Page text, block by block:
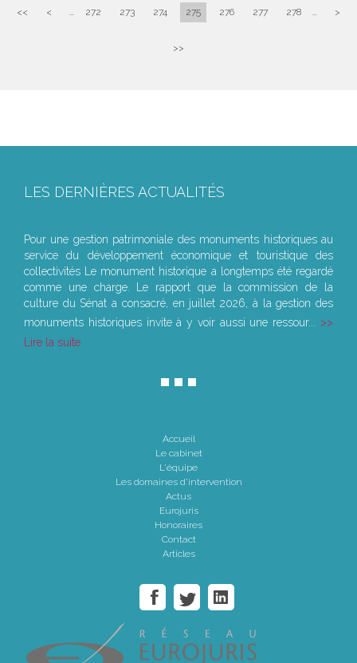
<< < ... 272 273 274 275 276 277 278 ... >
>>
LES DERNIÈRES ACTUALITÉS
Pour une gestion patrimoniale des monuments historiques au
service du développement économique et touristique des
collectivités Le monument historique a longtemps été regardé
comme une charge. Le rapport que la commission de la
culture du Sénat a consacré, en juillet 2026, à la gestion des
monuments historiques invite à y voir aussi une ressour...
Lire la suite
Accueil
Le cabinet
L'équipe
Les domaines d'intervention
Actus
Eurojuris
Honoraires
Contact
Articles